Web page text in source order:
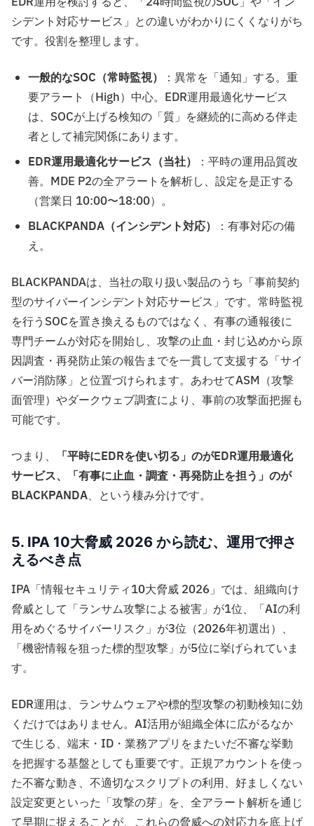
シデント対応サービス」との違いがわかりにくくなりがち
です。役割を整理します。
一般的なSOC（常時監視）
：異常を「通知」する。重
要アラート（High）中心。EDR運用最適化サービス
は、SOCが上げる検知の「質」を継続的に高める伴走
者として補完関係にあります。
EDR運用最適化サービス（当社）
：平時の運用品質改
善。MDE P2の全アラートを解析し、設定を是正する
（営業日 10:00〜18:00）。
BLACKPANDA（インシデント対応）
：有事対応の備
え。
BLACKPANDAは、当社の取り扱い製品のうち「事前契約
型のサイバーインシデント対応サービス」です。常時監視
を行うSOCを置き換えるものではなく、有事の通報後に
専門チームが対応を開始し、攻撃の止血・封じ込めから原
因調査・再発防止策の報告までを一貫して支援する「サイ
バー消防隊」と位置づけられます。あわせてASM（攻撃
面管理）やダークウェブ調査により、事前の攻撃面把握も
可能です。
つまり、
「平時にEDRを使い切る」のがEDR運用最適化
サービス、「有事に止血・調査・再発防止を担う」のが
BLACKPANDA、という棲み分けです。
5. IPA 10大脅威 2026 から読む、運用で押さ
えるべき点
IPA「情報セキュリティ10大脅威 2026」では、組織向け
脅威として「ランサム攻撃による被害」が1位、「AIの利
用をめぐるサイバーリスク」が3位（2026年初選出）、
「機密情報を狙った標的型攻撃」が5位に挙げられていま
す。
EDR運用は、ランサムウェアや標的型攻撃の初動検知に効
くだけではありません。AI活用が組織全体に広がるなか
で生じる、端末・ID・業務アプリをまたいだ不審な挙動
を把握する基盤としても重要です。正規アカウントを使っ
た不審な動き、不適切なスクリプトの利用、好ましくない
設定変更といった「攻撃の芽」を、全アラート解析を通じ